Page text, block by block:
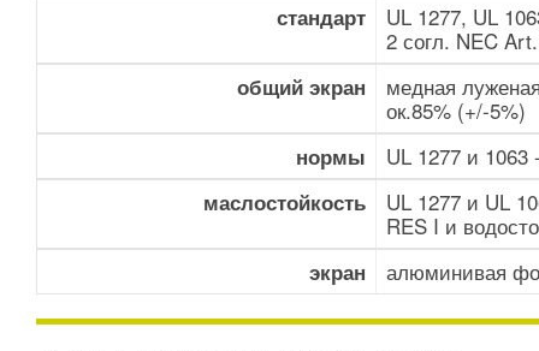
стандарт
UL 1277, UL
2 согл. NEC
общий экран
медная
ок.85% (+/-5%)
нормы UL 1277 и 1063
маслостойкость
UL 1277 и UL
RES I и
экран алюминивая